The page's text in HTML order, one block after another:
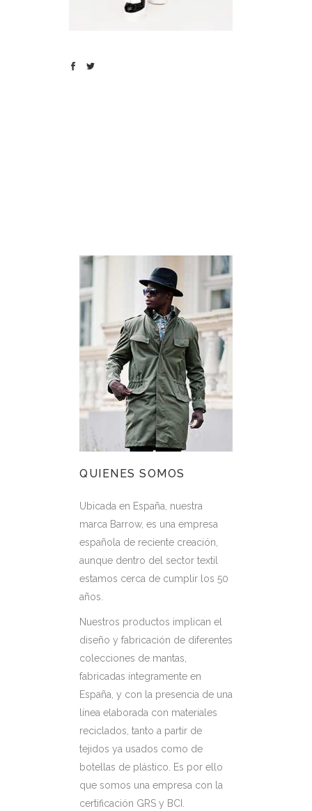
QUIENES SOMOS
Ubicada en España, nuestra
marca Barrow, es una empresa
española de reciente creación,
aunque dentro del sector textil
estamos cerca de cumplir los 50
años.
Nuestros productos implican el
diseño y fabricación de diferentes
colecciones de mantas,
fabricadas íntegramente en
España, y con la presencia de una
línea elaborada con materiales
reciclados, tanto a partir de
tejidos ya usados como de
botellas de plástico. Es por ello
que somos una empresa con la
certificación GRS y BCI.